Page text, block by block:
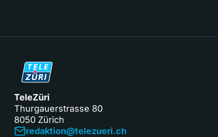
TeleZüri
Thurgauerstrasse 80
8050 Zürich
redaktion@telezueri.ch